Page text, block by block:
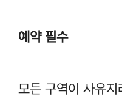
예약 필수
모든 구역이 사유